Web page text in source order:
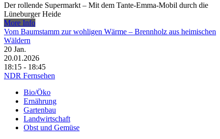
Der rollende Supermarkt – Mit dem Tante-Emma-Mobil durch die
Lüneburger Heide
More Info
Vom Baumstamm zur wohligen Wärme – Brennholz aus heimischen
Wäldern
20 Jan.
20.01.2026
18:15 - 18:45
NDR Fernsehen
Bio/Öko
Ernährung
Gartenbau
Landwirtschaft
Obst und Gemüse